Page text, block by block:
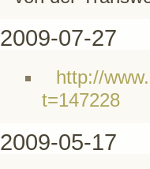
2009-07-27
http://
t=147228
2009-05-17